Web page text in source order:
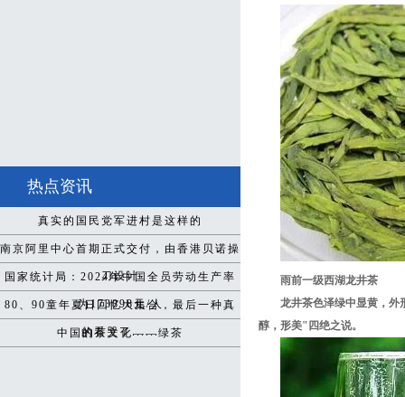
热点资讯
真实的国民党军进村是这样的
南京阿里中心首期正式交付，由香港贝诺操
刀设计
国家统计局：2024年中国全员劳动生产率
为173898元/人
80、90童年夏日回忆大集合，最后一种真
的看哭了......
中国的茶文化——绿茶
雨前一级西湖龙井茶
龙井茶色泽绿中显黄，外
醇，形美"四绝之说。